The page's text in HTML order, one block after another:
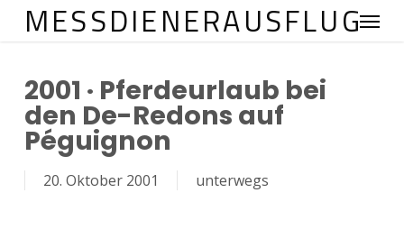
Skip
content
MESSDIENERAUSFLUGMenu
2001 · Pferdeurlaub bei
den De-Redons auf
Péguignon
20. Oktober 2001 unterwegs